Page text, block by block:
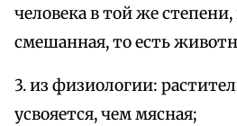
человека в той же
смешанная, то есть
3. из физиологии:
усвояется, чем мясная;